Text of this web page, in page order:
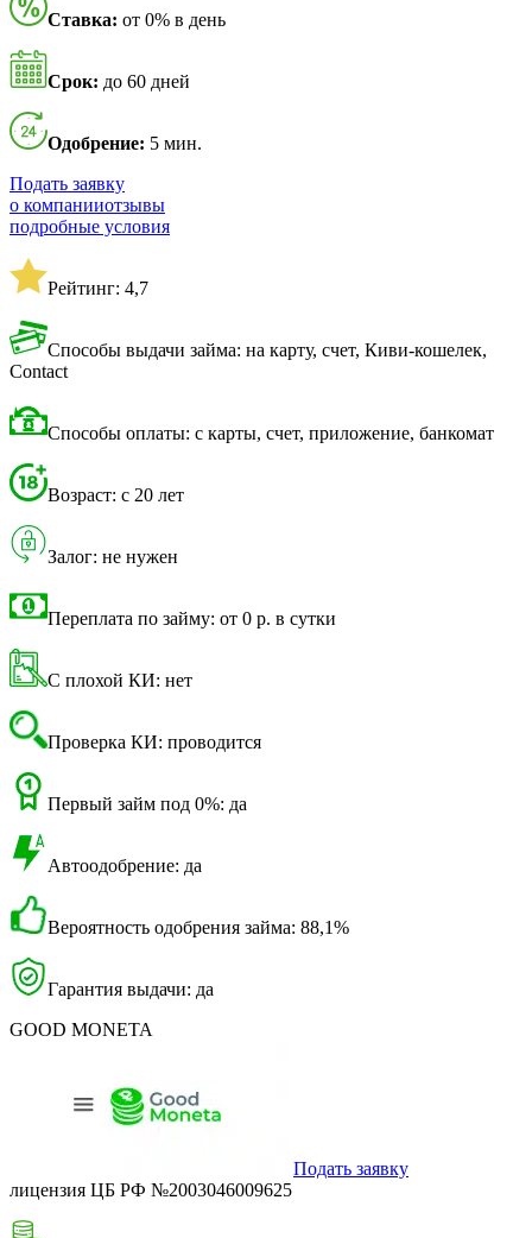
Ставка: от 0% в день
Срок: до 60 дней
Одобрение: 5 мин.
Подать заявку
о компанииотзывы
подробные условия
Рейтинг: 4,7
Способы выдачи займа: на карту, счет, Киви-кошелек,
Contact
Способы оплаты: с карты, счет, приложение, банкомат
Возраст: с 20 лет
Залог: не нужен
Переплата по займу: от 0 р. в сутки
С плохой КИ: нет
Проверка КИ: проводится
Первый займ под 0%: да
Автоодобрение: да
Вероятность одобрения займа: 88,1%
Гарантия выдачи: да
GOOD MONETA
Подать заявку
лицензия ЦБ РФ №2003046009625